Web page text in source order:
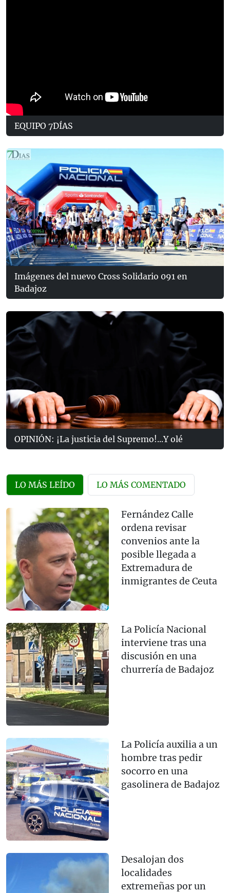
EQUIPO 7DÍAS
Imágenes del nuevo Cross Solidario 091 en
Badajoz
OPINIÓN: ¡La justicia del Supremo!...Y olé
LO MÁS LEÍDO LO MÁS COMENTADO
Fernández Calle
ordena revisar
convenios ante la
posible llegada a
Extremadura de
inmigrantes de Ceuta
La Policía Nacional
interviene tras una
discusión en una
churrería de Badajoz
La Policía auxilia a un
hombre tras pedir
socorro en una
gasolinera de Badajoz
Desalojan dos
localidades
extremeñas por un